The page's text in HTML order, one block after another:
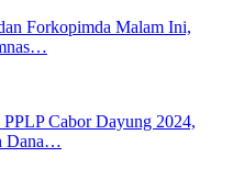
Forkopimda Malam Ini,
Cabor Dayung 2024,
Dana…